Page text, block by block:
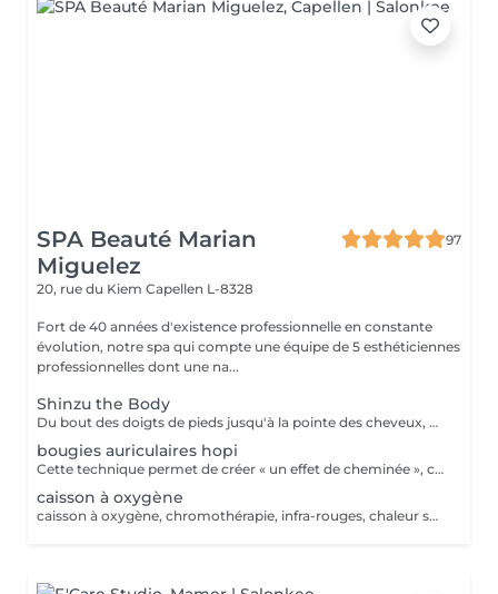
SPA Beauté Marian
Miguelez
97
20, rue du Kiem Capellen L-8328
Fort de 40 années d'existence professionnelle en constante
évolution, notre spa qui compte une équipe de 5 esthéticiennes
professionnelles dont une na...
Shinzu the Body
Du bout des doigts de pieds jusqu'à la pointe des cheveux, ce massage parcourt le corps. Alliant le massage manuel, la baguette Kansa et l'énergétique, ce massage se démarque par son approche en 7 temps, basée sur la libération pour une connexion au coeur de son être et un bien être corps, âme et esprit.
bougies auriculaires hopi
Cette technique permet de créer « un effet de cheminée », c'est-à-dire une aspiration à la base du cône. De cette façon, les impuretés, les dépôts, les excès de cérumen et les résidus présents dans le canal auriculaire sont éliminés. Permet le rétablissement de la tension correcte du tympan, peut résoudre certains cas de sifflement et de bourdonnement, élimine les résidus d'eau accumulés dans l'oreille après un bain, procure à la personne une agréable sensation de relaxation et de détente, elle régule également la pression entre la tête et l'oreille et entre les canaux auditifs.
caisson à oxygène
caisson à oxygène, chromothérapie, infra-rouges, chaleur sèche, chaleur humide matelas vibrant, diffusion d'huiles essentielles et ou vitamines, hydrojet, douche à affusion. séance personnalisable à volonté, avec toutes les technologies ou sans celles qui ne vous conviennent pas. (la coque est légère et soulevable, le bénéficiaire peut en sortir à tout moment en cas de claustrophobie) Taille maximum du bénéficiaire : entre 1,75m et 1,78m